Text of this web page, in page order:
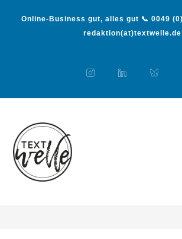
Online-Business gut, alles gut 📞 0049
redaktion(at)textwelle.de
Blog